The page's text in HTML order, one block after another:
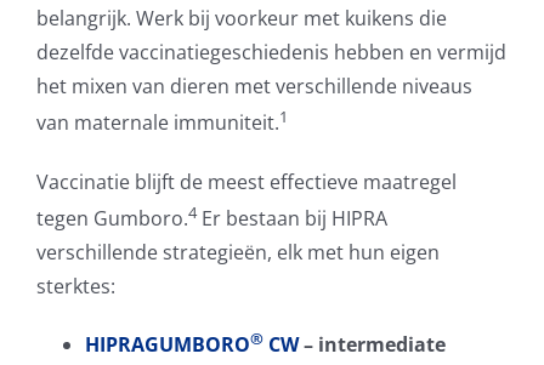
belangrijk. Werk bij voorkeur met kuikens die
dezelfde vaccinatiegeschiedenis hebben en vermijd
het mixen van dieren met verschillende niveaus
van maternale immuniteit.1
Vaccinatie blijft de meest effectieve maatregel
tegen Gumboro.4Er bestaan bij HIPRA
verschillende strategieën, elk met hun eigen
sterktes:
HIPRAGUMBORO®CW– intermediate